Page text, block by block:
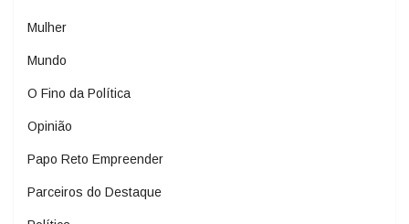
Mulher
Mundo
O Fino da Política
Opinião
Papo Reto Empreender
Parceiros do Destaque